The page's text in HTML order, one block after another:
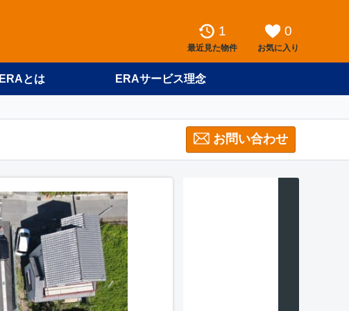
1
最近見た物件
0
お気に入り
ERAとは ERAサービス理念
お問い合わせ